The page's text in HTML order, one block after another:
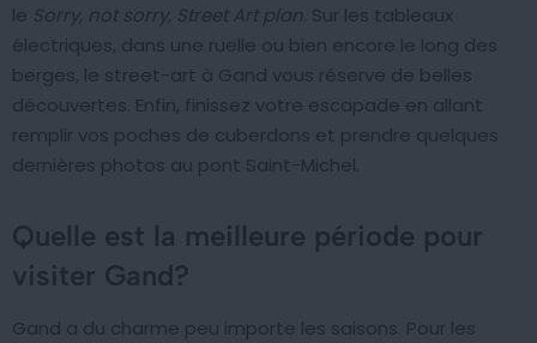
le Sorry, not sorry, Street Art plan . Sur les tableaux
électriques, dans une ruelle ou bien encore le long des
berges, le street-art à Gand vous réserve de belles
découvertes. Enfin, finissez votre escapade en allant
remplir vos poches de cuberdons et prendre quelques
dernières photos au pont Saint-Michel.
Quelle est la meilleure période pour
visiter Gand?
Gand a du charme peu importe les saisons. Pour les